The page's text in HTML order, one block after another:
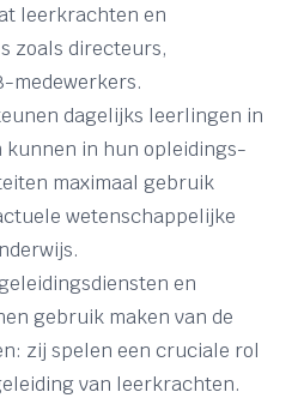
leerkrachten en
zoals directeurs,
medewerkers.
dagelijks leerlingen in
kunnen in hun opleidings-
maximaal gebruik
wetenschappelijke
en
gebruik maken van de
zij spelen een cruciale rol
van leerkrachten.